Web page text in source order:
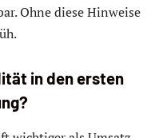
Ohne diese Hinweise
in den ersten